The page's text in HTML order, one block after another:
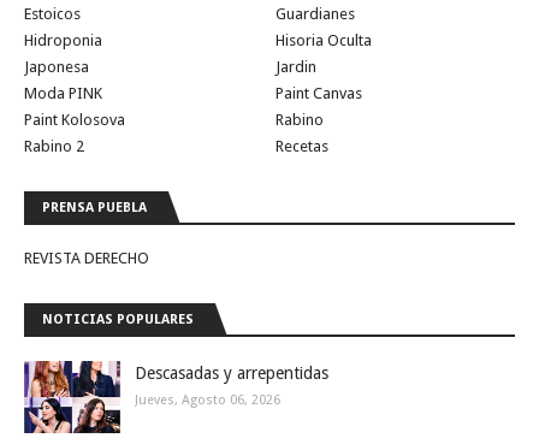
Estoicos
Guardianes
Hidroponia
Hisoria Oculta
Japonesa
Jardin
Moda PINK
Paint Canvas
Paint Kolosova
Rabino
Rabino 2
Recetas
PRENSA PUEBLA
REVISTA DERECHO
NOTICIAS POPULARES
Descasadas y arrepentidas
Jueves, Agosto 06, 2026